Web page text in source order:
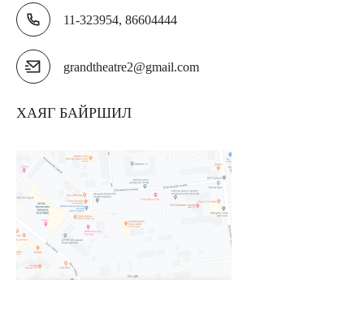
11-323954, 86604444
grandtheatre2@gmail.com
ХАЯГ БАЙРШИЛ